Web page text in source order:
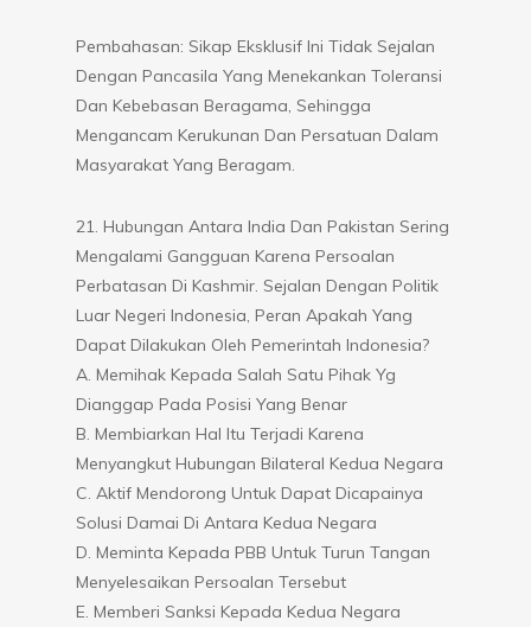
Pembahasan: Sikap Eksklusif Ini Tidak Sejalan
Dengan Pancasila Yang Menekankan Toleransi
Dan Kebebasan Beragama, Sehingga
Mengancam Kerukunan Dan Persatuan Dalam
Masyarakat Yang Beragam.
21. Hubungan Antara India Dan Pakistan Sering
Mengalami Gangguan Karena Persoalan
Perbatasan Di Kashmir. Sejalan Dengan Politik
Luar Negeri Indonesia, Peran Apakah Yang
Dapat Dilakukan Oleh Pemerintah Indonesia?
A. Memihak Kepada Salah Satu Pihak Yg
Dianggap Pada Posisi Yang Benar
B. Membiarkan Hal Itu Terjadi Karena
Menyangkut Hubungan Bilateral Kedua Negara
C. Aktif Mendorong Untuk Dapat Dicapainya
Solusi Damai Di Antara Kedua Negara
D. Meminta Kepada PBB Untuk Turun Tangan
Menyelesaikan Persoalan Tersebut
E. Memberi Sanksi Kepada Kedua Negara